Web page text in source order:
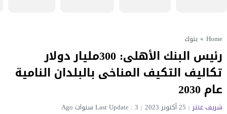
Home
» بنوك
رئيس البنك الأهلى: 300مليار دولار
تكاليف التكيف المناخى بالبلدان النامية
عام 2030
شريف عنتر 25 أكتوبر 2023 Last Update : 3 سنوات Ago